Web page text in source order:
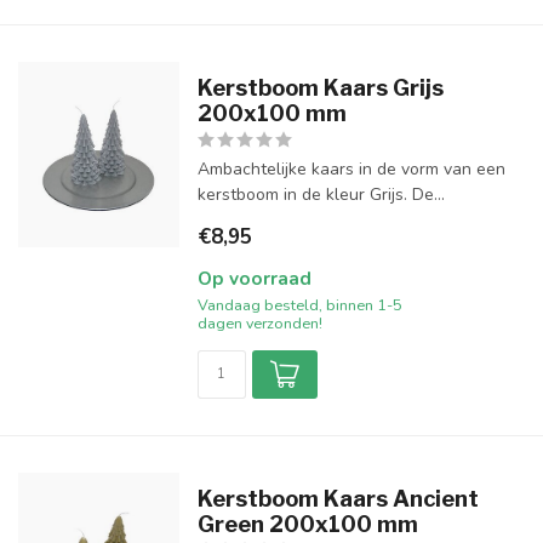
Kerstboom Kaars Grijs
200x100 mm
Ambachtelijke kaars in de vorm van een
kerstboom in de kleur Grijs. De...
€8,95
Op voorraad
Vandaag besteld, binnen 1-5
dagen verzonden!
Kerstboom Kaars Ancient
Green 200x100 mm